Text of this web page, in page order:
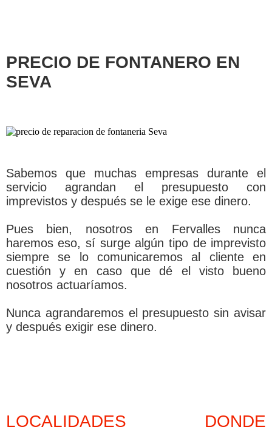
PRECIO DE FONTANERO EN
SEVA
Sabemos que muchas empresas durante el
servicio agrandan el presupuesto con
imprevistos y después se le exige ese dinero.
Pues bien, nosotros en Fervalles nunca
haremos eso, sí­ surge algún tipo de imprevisto
siempre se lo comunicaremos al cliente en
cuestión y en caso que dé el visto bueno
nosotros actuarí­amos.
Nunca agrandaremos el presupuesto sin avisar
y después exigir ese dinero.
LOCALIDADES DONDE